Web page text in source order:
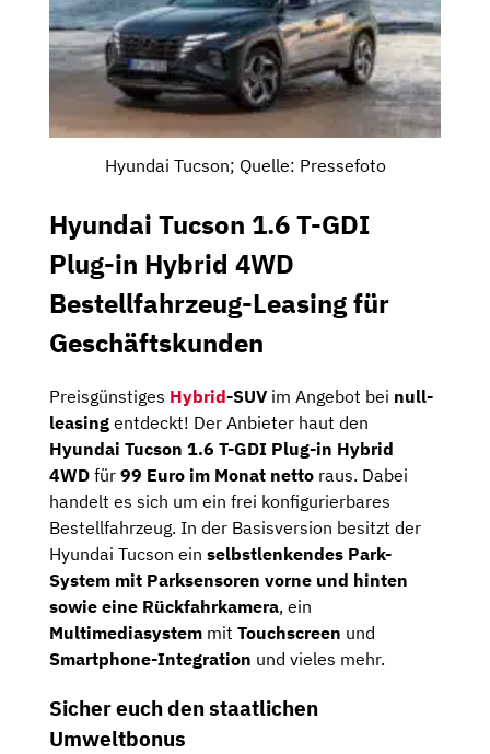
Hyundai Tucson; Quelle: Pressefoto
Hyundai Tucson 1.6 T-GDI
Plug-in Hybrid 4WD
Bestellfahrzeug-Leasing für
Geschäftskunden
Preisgünstiges Hybrid-SUV im Angebot bei null-
leasing entdeckt! Der Anbieter haut den
Hyundai Tucson 1.6 T-GDI Plug-in Hybrid
4WD für 99 Euro im Monat netto raus. Dabei
handelt es sich um ein frei konfigurierbares
Bestellfahrzeug. In der Basisversion besitzt der
Hyundai Tucson ein selbstlenkendes Park-
System mit Parksensoren vorne und hinten
sowie eine Rückfahrkamera, ein
Multimediasystem mit Touchscreen und
Smartphone-Integration und vieles mehr.
Sicher euch den staatlichen
Umweltbonus